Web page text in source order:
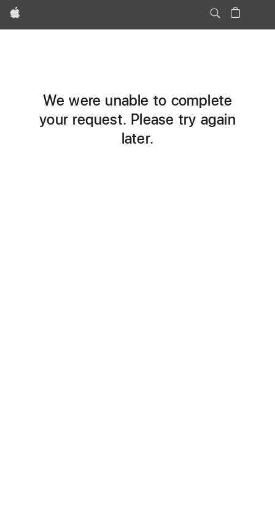
Apple
We were unable to complete
your request. Please try again
later.